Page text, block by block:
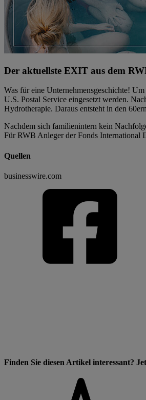
Der aktuellste EXIT aus dem
Was für eine Unternehmensgeschichte!
U.S. Postal Service eingesetzt werden.
Hydrotherapie. Daraus entsteht in den
Nachdem sich familienintern kein
Für RWB Anleger der Fonds International
Quellen
businesswire.com
Finden Sie diesen Artikel interessant?